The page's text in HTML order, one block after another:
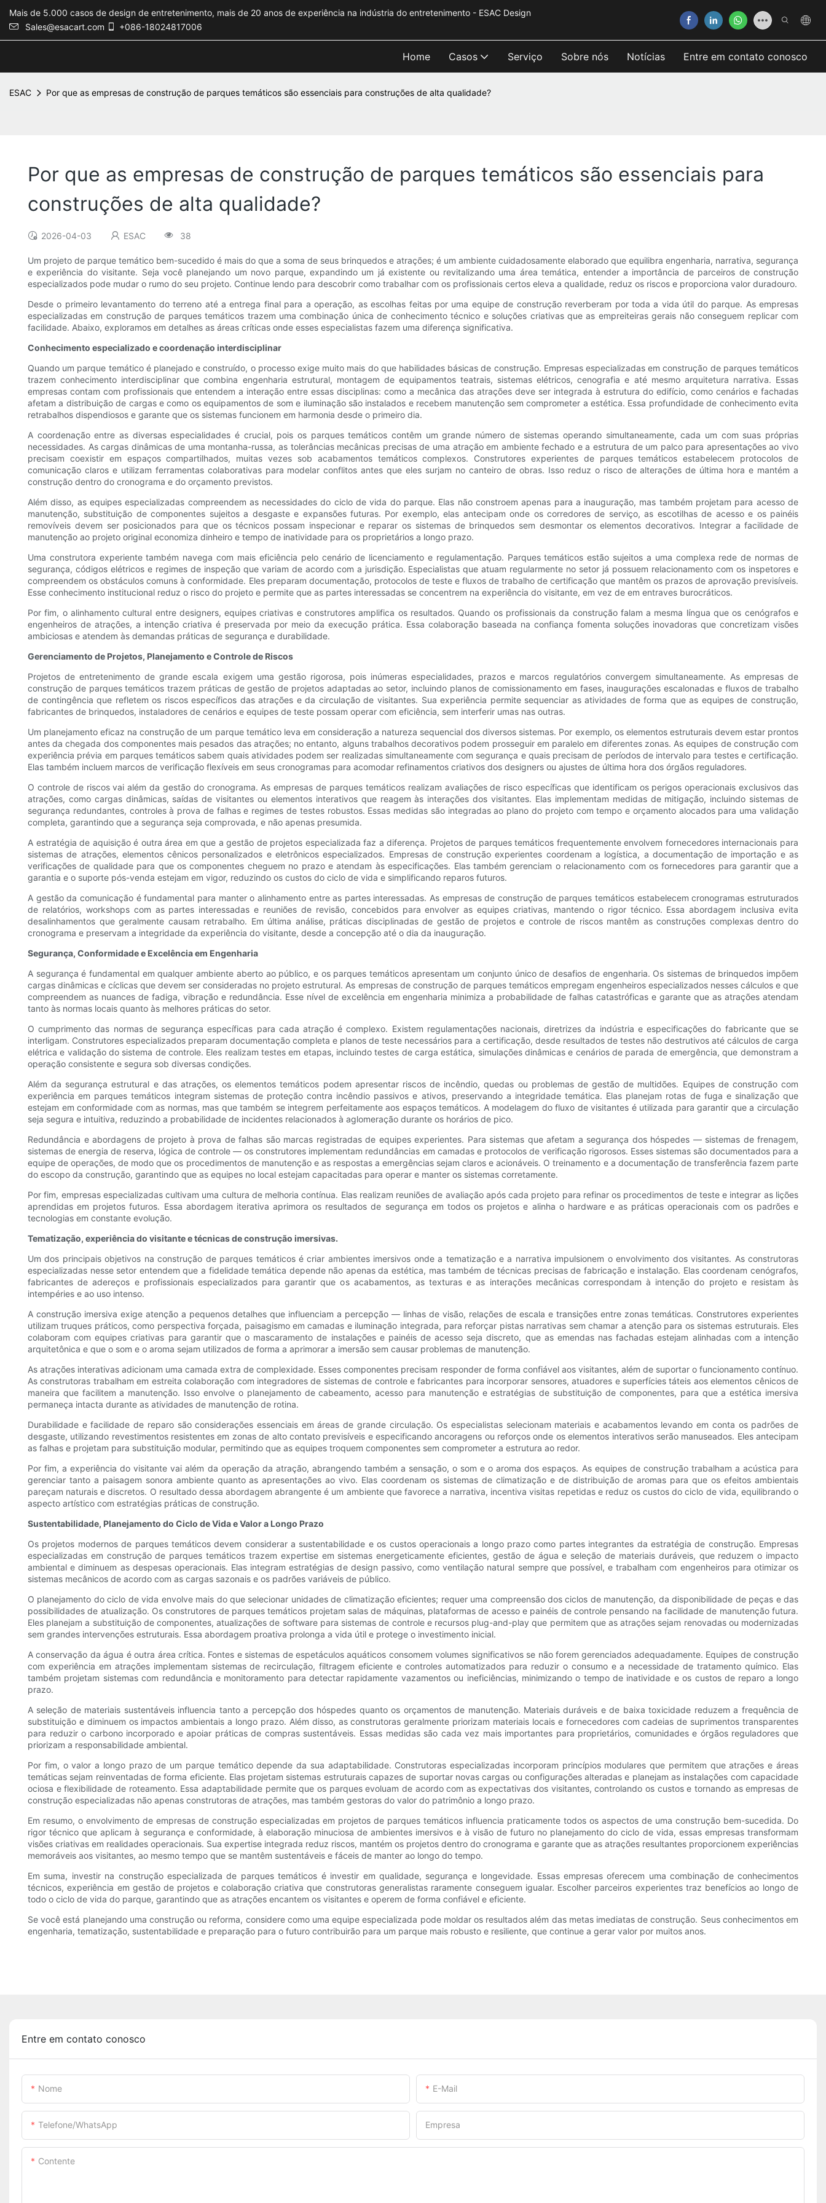
Mais de 5.000 casos de design de entretenimento, mais de 20 anos de experiência na indústria do entretenimento - ESAC Design
Sales@esacart.com
+086-18024817006
Home Casos Serviço Sobre nós Notícias Entre em contato conosco
ESAC Por que as empresas de construção de parques temáticos são essenciais para construções de alta qualidade?
Por que as empresas de construção de parques temáticos são essenciais para
construções de alta qualidade?
2026-04-03 ESAC 38
Um projeto de parque temático bem-sucedido é mais do que a soma de seus brinquedos e atrações; é um ambiente cuidadosamente elaborado que equilibra engenharia, narrativa, segurança
e experiência do visitante. Seja você planejando um novo parque, expandindo um já existente ou revitalizando uma área temática, entender a importância de parceiros de construção
especializados pode mudar o rumo do seu projeto. Continue lendo para descobrir como trabalhar com os profissionais certos eleva a qualidade, reduz os riscos e proporciona valor duradouro.
Desde o primeiro levantamento do terreno até a entrega final para a operação, as escolhas feitas por uma equipe de construção reverberam por toda a vida útil do parque. As empresas
especializadas em construção de parques temáticos trazem uma combinação única de conhecimento técnico e soluções criativas que as empreiteiras gerais não conseguem replicar com
facilidade. Abaixo, exploramos em detalhes as áreas críticas onde esses especialistas fazem uma diferença significativa.
Conhecimento especializado e coordenação interdisciplinar
Quando um parque temático é planejado e construído, o processo exige muito mais do que habilidades básicas de construção. Empresas especializadas em construção de parques temáticos
trazem conhecimento interdisciplinar que combina engenharia estrutural, montagem de equipamentos teatrais, sistemas elétricos, cenografia e até mesmo arquitetura narrativa. Essas
empresas contam com profissionais que entendem a interação entre essas disciplinas: como a mecânica das atrações deve ser integrada à estrutura do edifício, como cenários e fachadas
afetam a distribuição de cargas e como os equipamentos de som e iluminação são instalados e recebem manutenção sem comprometer a estética. Essa profundidade de conhecimento evita
retrabalhos dispendiosos e garante que os sistemas funcionem em harmonia desde o primeiro dia.
A coordenação entre as diversas especialidades é crucial, pois os parques temáticos contêm um grande número de sistemas operando simultaneamente, cada um com suas próprias
necessidades. As cargas dinâmicas de uma montanha-russa, as tolerâncias mecânicas precisas de uma atração em ambiente fechado e a estrutura de um palco para apresentações ao vivo
precisam coexistir em espaços compartilhados, muitas vezes sob acabamentos temáticos complexos. Construtores experientes de parques temáticos estabelecem protocolos de
comunicação claros e utilizam ferramentas colaborativas para modelar conflitos antes que eles surjam no canteiro de obras. Isso reduz o risco de alterações de última hora e mantém a
construção dentro do cronograma e do orçamento previstos.
Além disso, as equipes especializadas compreendem as necessidades do ciclo de vida do parque. Elas não constroem apenas para a inauguração, mas também projetam para acesso de
manutenção, substituição de componentes sujeitos a desgaste e expansões futuras. Por exemplo, elas antecipam onde os corredores de serviço, as escotilhas de acesso e os painéis
removíveis devem ser posicionados para que os técnicos possam inspecionar e reparar os sistemas de brinquedos sem desmontar os elementos decorativos. Integrar a facilidade de
manutenção ao projeto original economiza dinheiro e tempo de inatividade para os proprietários a longo prazo.
Uma construtora experiente também navega com mais eficiência pelo cenário de licenciamento e regulamentação. Parques temáticos estão sujeitos a uma complexa rede de normas de
segurança, códigos elétricos e regimes de inspeção que variam de acordo com a jurisdição. Especialistas que atuam regularmente no setor já possuem relacionamento com os inspetores e
compreendem os obstáculos comuns à conformidade. Eles preparam documentação, protocolos de teste e fluxos de trabalho de certificação que mantêm os prazos de aprovação previsíveis.
Esse conhecimento institucional reduz o risco do projeto e permite que as partes interessadas se concentrem na experiência do visitante, em vez de em entraves burocráticos.
Por fim, o alinhamento cultural entre designers, equipes criativas e construtores amplifica os resultados. Quando os profissionais da construção falam a mesma língua que os cenógrafos e
engenheiros de atrações, a intenção criativa é preservada por meio da execução prática. Essa colaboração baseada na confiança fomenta soluções inovadoras que concretizam visões
ambiciosas e atendem às demandas práticas de segurança e durabilidade.
Gerenciamento de Projetos, Planejamento e Controle de Riscos
Projetos de entretenimento de grande escala exigem uma gestão rigorosa, pois inúmeras especialidades, prazos e marcos regulatórios convergem simultaneamente. As empresas de
construção de parques temáticos trazem práticas de gestão de projetos adaptadas ao setor, incluindo planos de comissionamento em fases, inaugurações escalonadas e fluxos de trabalho
de contingência que refletem os riscos específicos das atrações e da circulação de visitantes. Sua experiência permite sequenciar as atividades de forma que as equipes de construção,
fabricantes de brinquedos, instaladores de cenários e equipes de teste possam operar com eficiência, sem interferir umas nas outras.
Um planejamento eficaz na construção de um parque temático leva em consideração a natureza sequencial dos diversos sistemas. Por exemplo, os elementos estruturais devem estar prontos
antes da chegada dos componentes mais pesados ​​das atrações; no entanto, alguns trabalhos decorativos podem prosseguir em paralelo em diferentes zonas. As equipes de construção com
experiência prévia em parques temáticos sabem quais atividades podem ser realizadas simultaneamente com segurança e quais precisam de períodos de intervalo para testes e certificação.
Elas também incluem marcos de verificação flexíveis em seus cronogramas para acomodar refinamentos criativos dos designers ou ajustes de última hora dos órgãos reguladores.
O controle de riscos vai além da gestão do cronograma. As empresas de parques temáticos realizam avaliações de risco específicas que identificam os perigos operacionais exclusivos das
atrações, como cargas dinâmicas, saídas de visitantes ou elementos interativos que reagem às interações dos visitantes. Elas implementam medidas de mitigação, incluindo sistemas de
segurança redundantes, controles à prova de falhas e regimes de testes robustos. Essas medidas são integradas ao plano do projeto com tempo e orçamento alocados para uma validação
completa, garantindo que a segurança seja comprovada, e não apenas presumida.
A estratégia de aquisição é outra área em que a gestão de projetos especializada faz a diferença. Projetos de parques temáticos frequentemente envolvem fornecedores internacionais para
sistemas de atrações, elementos cênicos personalizados e eletrônicos especializados. Empresas de construção experientes coordenam a logística, a documentação de importação e as
verificações de qualidade para que os componentes cheguem no prazo e atendam às especificações. Elas também gerenciam o relacionamento com os fornecedores para garantir que a
garantia e o suporte pós-venda estejam em vigor, reduzindo os custos do ciclo de vida e simplificando reparos futuros.
A gestão da comunicação é fundamental para manter o alinhamento entre as partes interessadas. As empresas de construção de parques temáticos estabelecem cronogramas estruturados
de relatórios, workshops com as partes interessadas e reuniões de revisão, concebidos para envolver as equipes criativas, mantendo o rigor técnico. Essa abordagem inclusiva evita
desalinhamentos que geralmente causam retrabalho. Em última análise, práticas disciplinadas de gestão de projetos e controle de riscos mantêm as construções complexas dentro do
cronograma e preservam a integridade da experiência do visitante, desde a concepção até o dia da inauguração.
Segurança, Conformidade e Excelência em Engenharia
A segurança é fundamental em qualquer ambiente aberto ao público, e os parques temáticos apresentam um conjunto único de desafios de engenharia. Os sistemas de brinquedos impõem
cargas dinâmicas e cíclicas que devem ser consideradas no projeto estrutural. As empresas de construção de parques temáticos empregam engenheiros especializados nesses cálculos e que
compreendem as nuances de fadiga, vibração e redundância. Esse nível de excelência em engenharia minimiza a probabilidade de falhas catastróficas e garante que as atrações atendam
tanto às normas locais quanto às melhores práticas do setor.
O cumprimento das normas de segurança específicas para cada atração é complexo. Existem regulamentações nacionais, diretrizes da indústria e especificações do fabricante que se
interligam. Construtores especializados preparam documentação completa e planos de teste necessários para a certificação, desde resultados de testes não destrutivos até cálculos de carga
elétrica e validação do sistema de controle. Eles realizam testes em etapas, incluindo testes de carga estática, simulações dinâmicas e cenários de parada de emergência, que demonstram a
operação consistente e segura sob diversas condições.
Além da segurança estrutural e das atrações, os elementos temáticos podem apresentar riscos de incêndio, quedas ou problemas de gestão de multidões. Equipes de construção com
experiência em parques temáticos integram sistemas de proteção contra incêndio passivos e ativos, preservando a integridade temática. Elas planejam rotas de fuga e sinalização que
estejam em conformidade com as normas, mas que também se integrem perfeitamente aos espaços temáticos. A modelagem do fluxo de visitantes é utilizada para garantir que a circulação
seja segura e intuitiva, reduzindo a probabilidade de incidentes relacionados à aglomeração durante os horários de pico.
Redundância e abordagens de projeto à prova de falhas são marcas registradas de equipes experientes. Para sistemas que afetam a segurança dos hóspedes — sistemas de frenagem,
sistemas de energia de reserva, lógica de controle — os construtores implementam redundâncias em camadas e protocolos de verificação rigorosos. Esses sistemas são documentados para a
equipe de operações, de modo que os procedimentos de manutenção e as respostas a emergências sejam claros e acionáveis. O treinamento e a documentação de transferência fazem parte
do escopo da construção, garantindo que as equipes no local estejam capacitadas para operar e manter os sistemas corretamente.
Por fim, empresas especializadas cultivam uma cultura de melhoria contínua. Elas realizam reuniões de avaliação após cada projeto para refinar os procedimentos de teste e integrar as lições
aprendidas em projetos futuros. Essa abordagem iterativa aprimora os resultados de segurança em todos os projetos e alinha o hardware e as práticas operacionais com os padrões e
tecnologias em constante evolução.
Tematização, experiência do visitante e técnicas de construção imersivas.
Um dos principais objetivos na construção de parques temáticos é criar ambientes imersivos onde a tematização e a narrativa impulsionem o envolvimento dos visitantes. As construtoras
especializadas nesse setor entendem que a fidelidade temática depende não apenas da estética, mas também de técnicas precisas de fabricação e instalação. Elas coordenam cenógrafos,
fabricantes de adereços e profissionais especializados para garantir que os acabamentos, as texturas e as interações mecânicas correspondam à intenção do projeto e resistam às
intempéries e ao uso intenso.
A construção imersiva exige atenção a pequenos detalhes que influenciam a percepção — linhas de visão, relações de escala e transições entre zonas temáticas. Construtores experientes
utilizam truques práticos, como perspectiva forçada, paisagismo em camadas e iluminação integrada, para reforçar pistas narrativas sem chamar a atenção para os sistemas estruturais. Eles
colaboram com equipes criativas para garantir que o mascaramento de instalações e painéis de acesso seja discreto, que as emendas nas fachadas estejam alinhadas com a intenção
arquitetônica e que o som e o aroma sejam utilizados de forma a aprimorar a imersão sem causar problemas de manutenção.
As atrações interativas adicionam uma camada extra de complexidade. Esses componentes precisam responder de forma confiável aos visitantes, além de suportar o funcionamento contínuo.
As construtoras trabalham em estreita colaboração com integradores de sistemas de controle e fabricantes para incorporar sensores, atuadores e superfícies táteis aos elementos cênicos de
maneira que facilitem a manutenção. Isso envolve o planejamento de cabeamento, acesso para manutenção e estratégias de substituição de componentes, para que a estética imersiva
permaneça intacta durante as atividades de manutenção de rotina.
Durabilidade e facilidade de reparo são considerações essenciais em áreas de grande circulação. Os especialistas selecionam materiais e acabamentos levando em conta os padrões de
desgaste, utilizando revestimentos resistentes em zonas de alto contato previsíveis e especificando ancoragens ou reforços onde os elementos interativos serão manuseados. Eles antecipam
as falhas e projetam para substituição modular, permitindo que as equipes troquem componentes sem comprometer a estrutura ao redor.
Por fim, a experiência do visitante vai além da operação da atração, abrangendo também a sensação, o som e o aroma dos espaços. As equipes de construção trabalham a acústica para
gerenciar tanto a paisagem sonora ambiente quanto as apresentações ao vivo. Elas coordenam os sistemas de climatização e de distribuição de aromas para que os efeitos ambientais
pareçam naturais e discretos. O resultado dessa abordagem abrangente é um ambiente que favorece a narrativa, incentiva visitas repetidas e reduz os custos do ciclo de vida, equilibrando o
aspecto artístico com estratégias práticas de construção.
Sustentabilidade, Planejamento do Ciclo de Vida e Valor a Longo Prazo
Os projetos modernos de parques temáticos devem considerar a sustentabilidade e os custos operacionais a longo prazo como partes integrantes da estratégia de construção. Empresas
especializadas em construção de parques temáticos trazem expertise em sistemas energeticamente eficientes, gestão de água e seleção de materiais duráveis, que reduzem o impacto
ambiental e diminuem as despesas operacionais. Elas integram estratégias de design passivo, como ventilação natural sempre que possível, e trabalham com engenheiros para otimizar os
sistemas mecânicos de acordo com as cargas sazonais e os padrões variáveis ​​de público.
O planejamento do ciclo de vida envolve mais do que selecionar unidades de climatização eficientes; requer uma compreensão dos ciclos de manutenção, da disponibilidade de peças e das
possibilidades de atualização. Os construtores de parques temáticos projetam salas de máquinas, plataformas de acesso e painéis de controle pensando na facilidade de manutenção futura.
Eles planejam a substituição de componentes, atualizações de software para sistemas de controle e recursos plug-and-play que permitem que as atrações sejam renovadas ou modernizadas
sem grandes intervenções estruturais. Essa abordagem proativa prolonga a vida útil e protege o investimento inicial.
A conservação da água é outra área crítica. Fontes e sistemas de espetáculos aquáticos consomem volumes significativos se não forem gerenciados adequadamente. Equipes de construção
com experiência em atrações implementam sistemas de recirculação, filtragem eficiente e controles automatizados para reduzir o consumo e a necessidade de tratamento químico. Elas
também projetam sistemas com redundância e monitoramento para detectar rapidamente vazamentos ou ineficiências, minimizando o tempo de inatividade e os custos de reparo a longo
prazo.
A seleção de materiais sustentáveis ​​influencia tanto a percepção dos hóspedes quanto os orçamentos de manutenção. Materiais duráveis ​​e de baixa toxicidade reduzem a frequência de
substituição e diminuem os impactos ambientais a longo prazo. Além disso, as construtoras geralmente priorizam materiais locais e fornecedores com cadeias de suprimentos transparentes
para reduzir o carbono incorporado e apoiar práticas de compras sustentáveis. Essas medidas são cada vez mais importantes para proprietários, comunidades e órgãos reguladores que
priorizam a responsabilidade ambiental.
Por fim, o valor a longo prazo de um parque temático depende da sua adaptabilidade. Construtoras especializadas incorporam princípios modulares que permitem que atrações e áreas
temáticas sejam reinventadas de forma eficiente. Elas projetam sistemas estruturais capazes de suportar novas cargas ou configurações alteradas e planejam as instalações com capacidade
ociosa e flexibilidade de roteamento. Essa adaptabilidade permite que os parques evoluam de acordo com as expectativas dos visitantes, controlando os custos e tornando as empresas de
construção especializadas não apenas construtoras de atrações, mas também gestoras do valor do patrimônio a longo prazo.
Em resumo, o envolvimento de empresas de construção especializadas em projetos de parques temáticos influencia praticamente todos os aspectos de uma construção bem-sucedida. Do
rigor técnico que aplicam à segurança e conformidade, à elaboração minuciosa de ambientes imersivos e à visão de futuro no planejamento do ciclo de vida, essas empresas transformam
visões criativas em realidades operacionais. Sua expertise integrada reduz riscos, mantém os projetos dentro do cronograma e garante que as atrações resultantes proporcionem experiências
memoráveis ​​aos visitantes, ao mesmo tempo que se mantêm sustentáveis ​​e fáceis de manter ao longo do tempo.
Em suma, investir na construção especializada de parques temáticos é investir em qualidade, segurança e longevidade. Essas empresas oferecem uma combinação de conhecimentos
técnicos, experiência em gestão de projetos e colaboração criativa que construtoras generalistas raramente conseguem igualar. Escolher parceiros experientes traz benefícios ao longo de
todo o ciclo de vida do parque, garantindo que as atrações encantem os visitantes e operem de forma confiável e eficiente.
Se você está planejando uma construção ou reforma, considere como uma equipe especializada pode moldar os resultados além das metas imediatas de construção. Seus conhecimentos em
engenharia, tematização, sustentabilidade e preparação para o futuro contribuirão para um parque mais robusto e resiliente, que continue a gerar valor por muitos anos.
Entre em contato conosco
Nome E-Mail
Telefone/WhatsApp Empresa
Contente